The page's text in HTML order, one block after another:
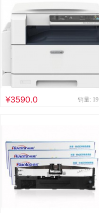
¥3590.0 销量: 19